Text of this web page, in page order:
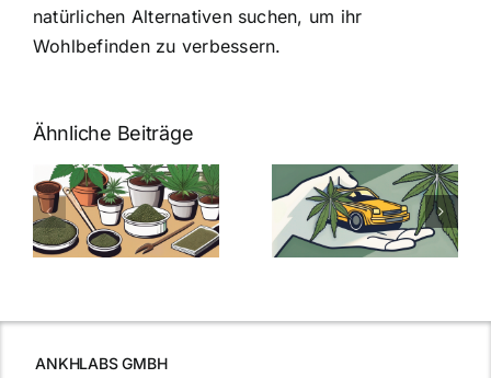
natürlichen Alternativen suchen, um ihr
Wohlbefinden zu verbessern.
Ähnliche Beiträge
Neue THC-
Grenzwert-
Regelung:
Was Sie über
Cannabis und
müssen
Cannabis
Samen
kaufen: Alles
was Sie
ANKHLABS GMBH